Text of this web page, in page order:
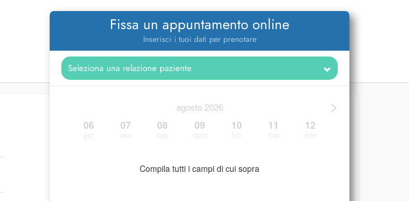
Fissa un appuntamento online
Inserisci i tuoi dati per prenotare
>
agosto 2026
06 07 08 09 10 11 12
Compila tutti i campi di cui sopra